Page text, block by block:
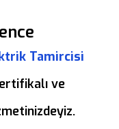
Tamircisi
ve